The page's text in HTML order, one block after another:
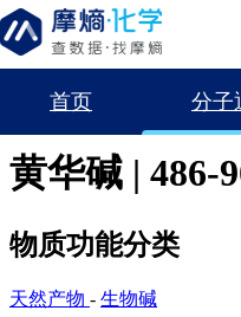
首页 分子
分子通
黄华碱 | 486-
物质功能分类
天然产物 - 生物碱